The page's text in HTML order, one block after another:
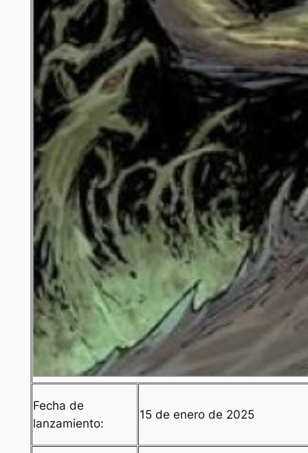
Fecha de
lanzamiento:
15 de enero de 2025